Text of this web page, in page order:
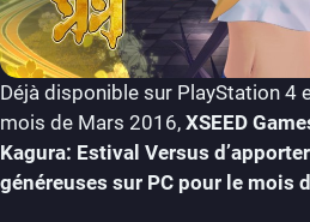
Déjà disponible sur PlayStation 4
mois de Mars 2016, XSEED
Kagura: Estival Versus
généreuses sur PC pour le mois